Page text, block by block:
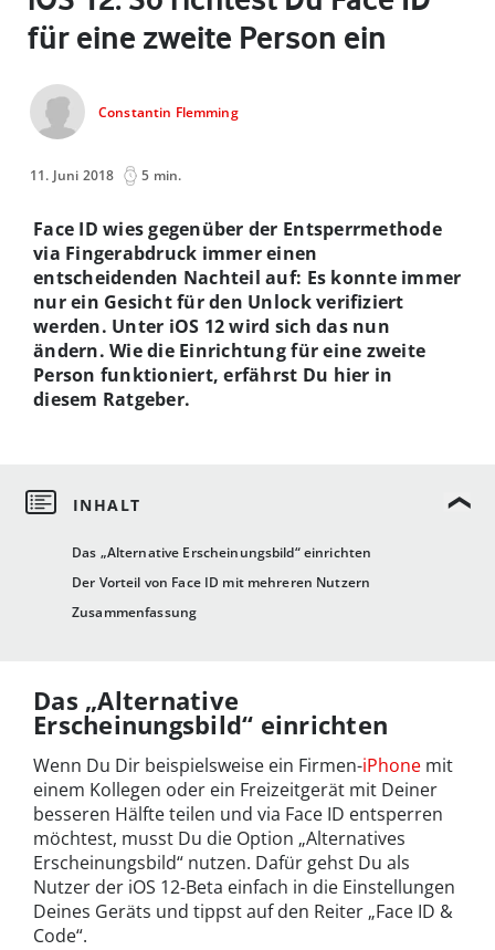
für eine zweite Person ein
Constantin Flemming
11. Juni 2018 5 min.
Das „Alternative Erscheinungsbild“ einrichten
Der Vorteil von Face ID mit mehreren Nutzern
Zusammenfassung
Face ID wies gegenüber der Entsperrmethode
via Fingerabdruck immer einen
entscheidenden Nachteil auf: Es konnte immer
nur ein Gesicht für den Unlock verifiziert
werden. Unter iOS 12 wird sich das nun
ändern. Wie die Einrichtung für eine zweite
Person funktioniert, erfährst Du hier in
diesem Ratgeber.
Das „Alternative
Erscheinungsbild“ einrichten
Wenn Du Dir beispielsweise ein Firmen-iPhone mit
einem Kollegen oder ein Freizeitgerät mit Deiner
besseren Hälfte teilen und via Face ID entsperren
möchtest, musst Du die Option „Alternatives
Erscheinungsbild“ nutzen. Dafür gehst Du als
Nutzer der iOS 12-Beta einfach in die Einstellungen
Deines Geräts und tippst auf den Reiter „Face ID &
Code“.